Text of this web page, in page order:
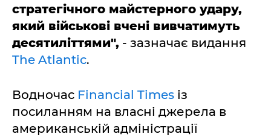
стратегічного майстерного удару,
який військові вчені вивчатимуть
десятиліттями", - зазначає видання
The Atlantic.
Водночас Financial Times із
посиланням на власні джерела в
американській адміністрації